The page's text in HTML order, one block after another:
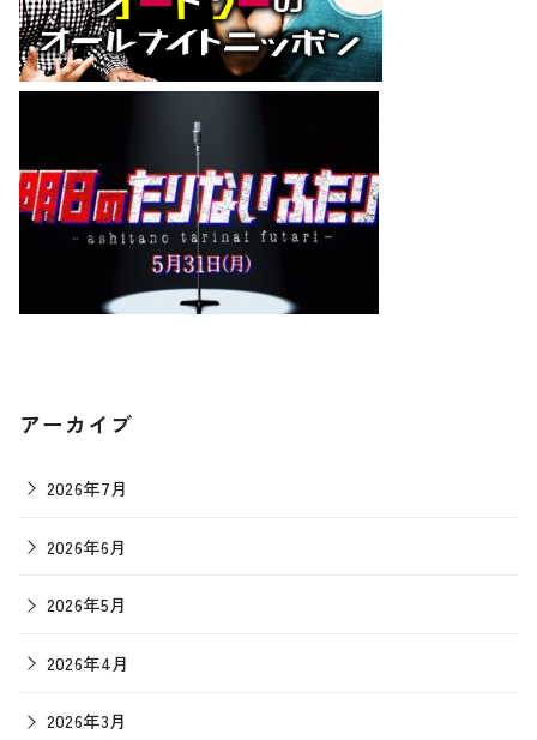
アーカイブ
2026年7月
2026年6月
2026年5月
2026年4月
2026年3月